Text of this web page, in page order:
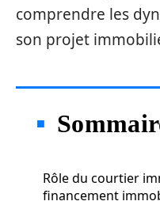
comprendre les
son projet
Rôle du courtier
financement